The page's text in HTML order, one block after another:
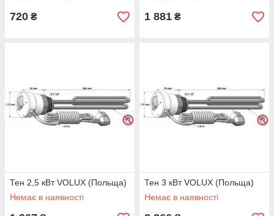
720 ₴ 1 881 ₴
Тен 2,5 кВт VOLUX (Польща)
Немає в наявності
Тен 3 кВт VOLUX (Польща)
Немає в наявності